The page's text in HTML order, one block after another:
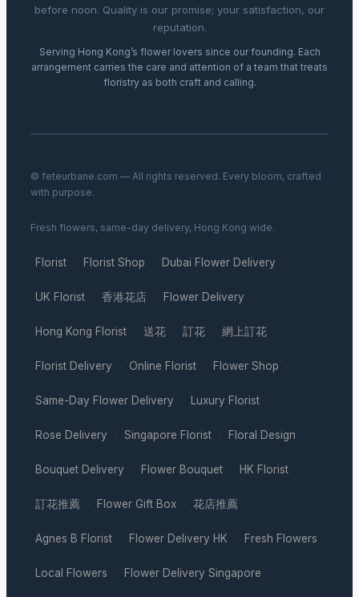
before noon. Quality is our promise; your satisfaction, our
reputation.
Serving Hong Kong’s flower lovers since our founding. Each
arrangement carries the care and attention of a team that treats
floristry as both craft and calling.
© feteurbane.com — All rights reserved. Every bloom, crafted
with purpose.
Fresh flowers, same-day delivery, Hong Kong wide.
Florist · Florist Shop · Dubai Flower Delivery ·
UK Florist · 香港花店 · Flower Delivery ·
Hong Kong Florist · 送花 · 訂花 · 網上訂花 ·
Florist Delivery · Online Florist · Flower Shop ·
Same-Day Flower Delivery · Luxury Florist ·
Rose Delivery · Singapore Florist · Floral Design ·
Bouquet Delivery · Flower Bouquet · HK Florist ·
訂花推薦 · Flower Gift Box · 花店推薦 ·
Agnes B Florist · Flower Delivery HK · Fresh Flowers ·
Local Flowers · Flower Delivery Singapore ·